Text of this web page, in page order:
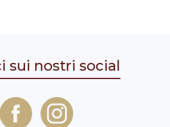
sui nostri social